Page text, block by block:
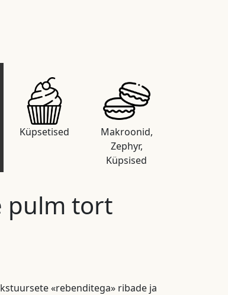
Küpsetised
Makroonid,
Zephyr,
Küpsised
pulm tort
«rebenditega» ribade ja